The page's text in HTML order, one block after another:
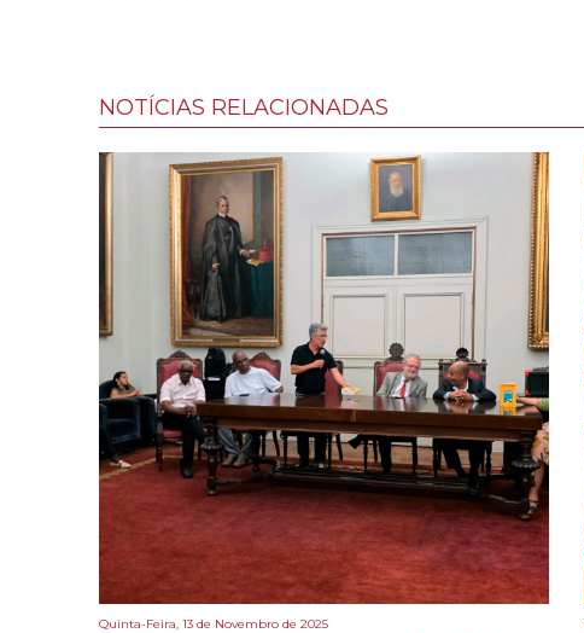
NOTÍCIAS RELACIONADAS
Quinta-Feira, 13 de Novembro de 2025